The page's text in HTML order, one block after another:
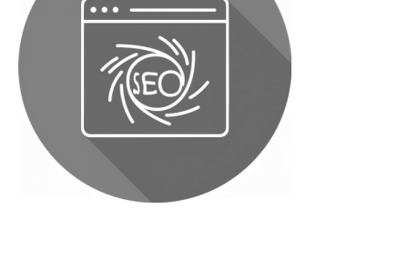
b
r
e
2
0
2